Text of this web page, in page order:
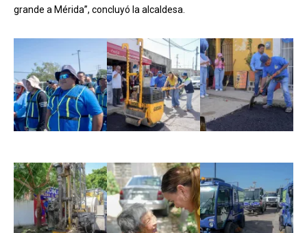
grande a Mérida”, concluyó la alcaldesa.